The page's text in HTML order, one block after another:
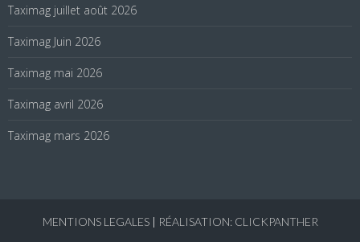
Taximag juillet août 2026
Taximag Juin 2026
Taximag mai 2026
Taximag avril 2026
Taximag mars 2026
MENTIONS LEGALES | RÉALISATION: CLICKPANTHER